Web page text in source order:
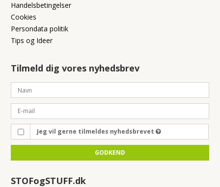
Handelsbetingelser
Cookies
Persondata politik
Tips og Ideer
Tilmeld dig vores nyhedsbrev
Jeg vil gerne tilmeldes nyhedsbrevet
GODKEND
STOFogSTUFF.dk